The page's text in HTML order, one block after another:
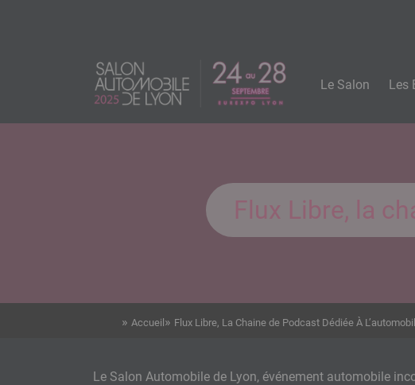
Image
logo
Le Salon
Les
Flux Libre, la
Accueil Flux Libre, La Chaine de Podcast Dédiée À
Le Salon Automobile de Lyon, événement automobile